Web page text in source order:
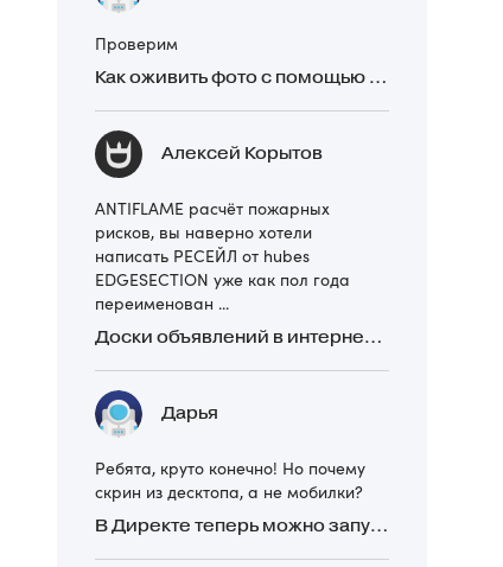
Проверим
Как оживить фото с помощью нейросетей в 2026 году: 17 бесплатных онлайн-сервисов, приложений и ботов
Алексей Корытов
ANTIFLAME расчёт пожарных
рисков, вы наверно хотели
написать РЕСЕЙЛ от hubes
EDGESECTION уже как пол года
переименован ...
Доски объявлений в интернете: какие лучше и безопаснее? Сравниваем 5 популярных
Дарья
Ребята, круто конечно! Но почему
скрин из десктопа, а не мобилки?
В Директе теперь можно запускать Премиум-билборд для мобильных устройств